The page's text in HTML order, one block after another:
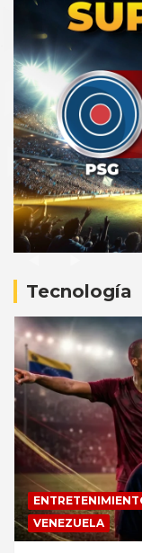
d
v
e
r
t
i
s
e
m
e
n
:
Tecnología
VENEZUELA